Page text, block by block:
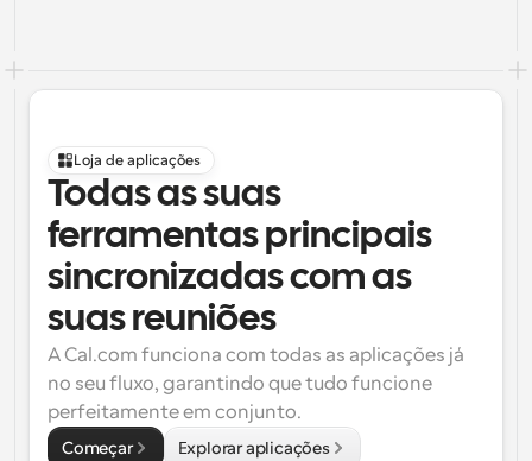
Loja de aplicações
Todas as suas
ferramentas principais
sincronizadas com as
suas reuniões
A Cal.com funciona com todas as aplicações já
no seu fluxo, garantindo que tudo funcione
perfeitamente em conjunto.
Começar Explorar aplicações